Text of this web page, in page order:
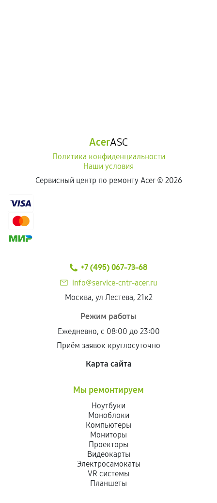
AcerASC
Политика конфиденциальности
Наши условия
Сервисный центр по ремонту Acer © 2026
+7 (495) 067-73-68
info@service-cntr-acer.ru
Москва, ул Лестева, 21к2
Режим работы
Ежедневно, с 08:00 до 23:00
Приём заявок круглосуточно
Карта сайта
Мы ремонтируем
Ноутбуки
Моноблоки
Компьютеры
Мониторы
Проекторы
Видеокарты
Электросамокаты
VR системы
Планшеты